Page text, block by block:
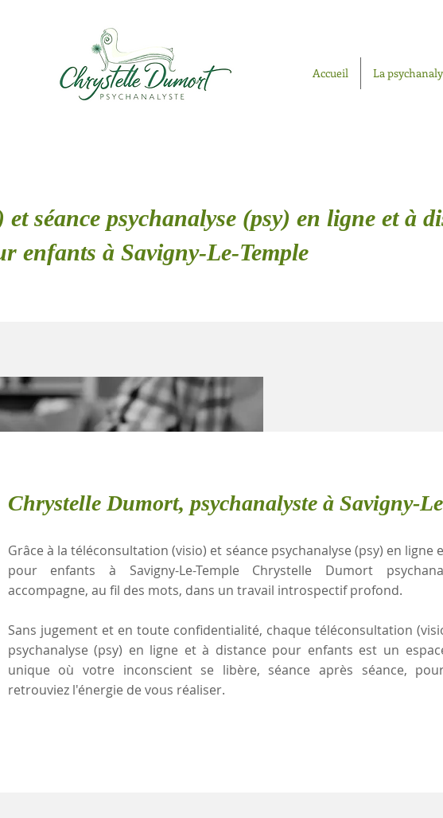
Accueil La
séance psychanalyse (psy) en ligne et à
enfants à Savigny-Le-Temple
Chrystelle Dumort, psychanalyste à Savigny-
Grâce à la téléconsultation (visio) et séance psychanalyse (psy) en ligne
pour enfants à Savigny-Le-Temple Chrystelle Dumort
accompagne, au fil des mots, dans un travail introspectif profond.
Sans jugement et en toute confidentialité, chaque téléconsultation
psychanalyse (psy) en ligne et à distance pour enfants est un
unique où votre inconscient se libère, séance après séance,
retrouviez l'énergie de vous réaliser.